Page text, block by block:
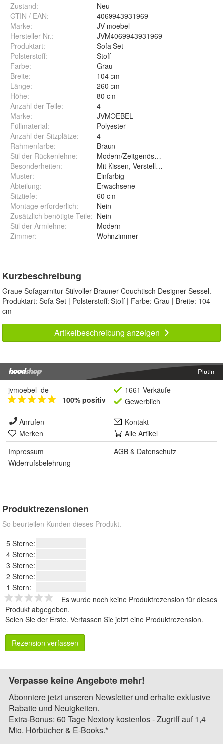
Zustand:
Neu
GTIN / EAN:
4069943931969
Marke:
JV moebel
Hersteller Nr.:
JVM4069943931969
Produktart:
Sofa Set
Polsterstoff:
Stoff
Farbe:
Grau
Breite:
104 cm
Länge:
260 cm
Höhe:
80 cm
Anzahl der Teile:
4
Marke:
JVMOEBEL
Füllmaterial:
Polyester
Anzahl der Sitzplätze:
4
Rahmenfarbe:
Braun
Stil der Rückenlehne:
Modern/Zeitgenössisch
Besonderheiten:
Mit Kissen, Verstellbare Rückenlehne
Muster:
Einfarbig
Abteilung:
Erwachsene
Sitztiefe:
60 cm
Montage erforderlich:
Nein
Zusätzlich benötigte Teile: Nein
Stil der Armlehne:
Modern
Zimmer: Wohnzimmer
Kurzbeschreibung
Graue Sofagarnitur Stilvoller Brauner Couchtisch Designer Sessel.
Produktart: Sofa Set | Polsterstoff: Stoff | Farbe: Grau | Breite: 104
cm
Artikelbeschreibung anzeigen
Platin
jvmoebel_de
100% positiv
1661 Verkäufe
Gewerblich
Anrufen
Kontakt
Merken
Alle Artikel
Impressum
AGB & Datenschutz
Widerrufsbelehrung
Produktrezensionen
So beurteilen Kunden dieses Produkt.
5 Sterne:
4 Sterne:
3 Sterne:
2 Sterne:
1 Stern:
Es wurde noch keine Produktrezension für dieses
Produkt abgegeben.
Seien Sie der Erste. Verfassen Sie jetzt eine Produktrezension.
Rezension verfassen
Verpasse keine Angebote mehr!
Abonniere jetzt unseren Newsletter und erhalte exklusive
Rabatte und Neuigkeiten.
Extra-Bonus: 60 Tage Nextory kostenlos - Zugriff auf 1,4
Mio. Hörbücher & E-Books.*